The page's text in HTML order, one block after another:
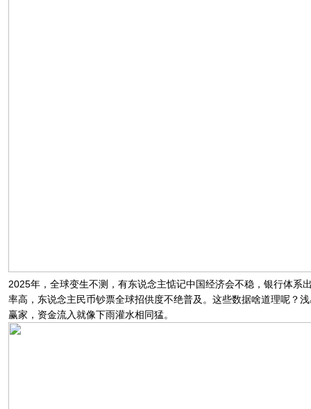
2025年，全球变生不测，有东说念主惦记中国经济会不稳，银行体
率高，东说念主民币钞票全球招供度不绝普及。这些数据啥道理呢？
赢家，资金流入就像下雨灌水相同猛。